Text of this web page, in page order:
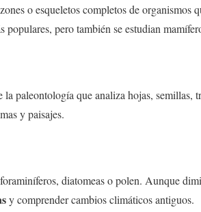
o esqueletos completos de
populares, pero también se estudian
la paleontología que analiza hojas,
y paisajes.
diatomeas o polen. Aunque
y comprender cambios climáticos antiguos.